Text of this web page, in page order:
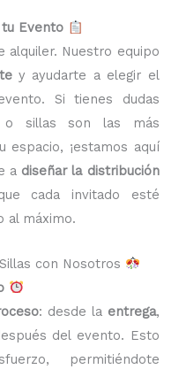
tu Evento
alquiler. Nuestro equipo
y ayudarte a elegir el
Si tienes dudas
sillas son las más
espacio, ¡estamos aquí
a diseñar la distribución
cada invitado esté
al máximo.
con Nosotros
: desde la entrega,
del evento. Esto
permitiéndote